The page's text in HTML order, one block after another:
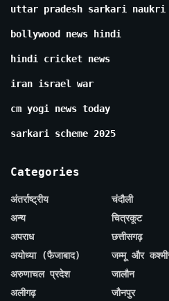
uttar pradesh sarkari naukri
bollywood news hindi
hindi cricket news
iran israel war
cm yogi news today
sarkari scheme 2025
Categories
अंतर्राष्ट्रीय
अन्य
अपराध
अयोध्या (फैजाबाद)
अरुणाचल प्रदेश
अलीगढ़
चंदौली
चित्रकूट
छत्तीसगढ़
जम्मू और
जालौन
जौनपुर